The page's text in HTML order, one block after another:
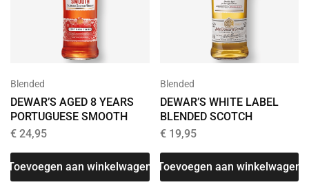
Blended
DEWAR’S AGED 8 YEARS
PORTUGUESE SMOOTH
€ 24,95
Toevoegen aan winkelwagen
Blended
DEWAR’S WHITE LABEL
BLENDED SCOTCH
€19,95
Toevoegen aan winkelwagen